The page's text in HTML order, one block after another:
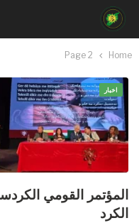
Home
Page 2
اخبار
المؤتمر القومي
الكرد